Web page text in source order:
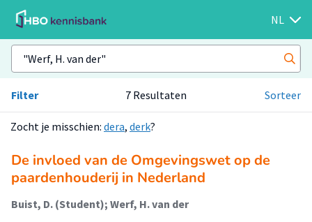
NL
Filter 7 Resultaten Sorteer
Zocht je misschien: dera, derk?
De invloed van de Omgevingswet op de
paardenhouderij in Nederland
Buist, D. (Student); Werf, H. van der